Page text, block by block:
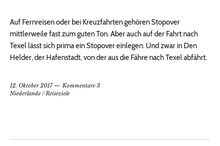
Auf Fernreisen oder bei Kreuzfahrten gehören Stopover
mittlerweile fast zum guten Ton. Aber auch auf der Fahrt nach
Texel lässt sich prima ein Stopover einlegen. Und zwar in Den
Helder, der Hafenstadt, von der aus die Fähre nach Texel abfährt.
12. Oktober 2017
Kommentare 3
Niederlande / Reiseziele